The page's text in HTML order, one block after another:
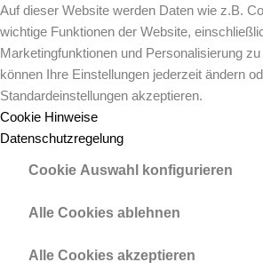
Auf dieser Website werden Daten wie z.B.
wichtige Funktionen der Website,
Marketingfunktionen und Personalisierung
können Ihre Einstellungen jederzeit ändern
Standardeinstellungen akzeptieren.
Cookie Hinweise
Datenschutzregelung
Cookie Auswahl konfigurieren
Alle Cookies ablehnen
Alle Cookies akzeptieren